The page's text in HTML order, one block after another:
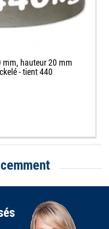
hauteur 20 mm
- tient 440